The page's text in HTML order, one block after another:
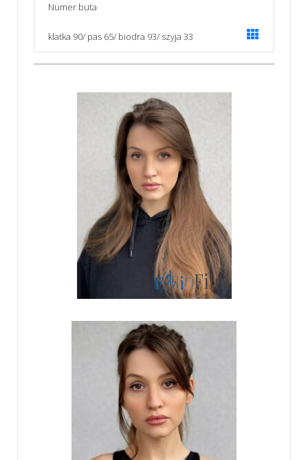
Numer buta
klatka 90/ pas 65/ biodra 93/ szyja 33